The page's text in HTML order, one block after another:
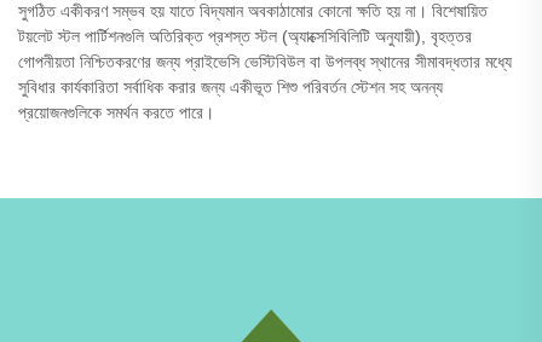
সুগঠিত একীকরণ সম্ভব হয় যাতে বিদ্যমান অবকাঠামোর কোনো ক্ষতি হয় না। বিশেষায়িত
টয়লেট স্টল পার্টিশনগুলি অতিরিক্ত প্রশস্ত স্টল (অ্যাক্সেসিবিলিটি অনুযায়ী), বৃহত্তর
গোপনীয়তা নিশ্চিতকরণের জন্য প্রাইভেসি ভেস্টিবিউল বা উপলব্ধ স্থানের সীমাবদ্ধতার মধ্যে
সুবিধার কার্যকারিতা সর্বাধিক করার জন্য একীভূত শিশু পরিবর্তন স্টেশন সহ অনন্য
প্রয়োজনগুলিকে সমর্থন করতে পারে।